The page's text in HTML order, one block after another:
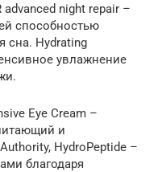
advanced night repair –
способностью
сна. Hydrating
увлажнение
Eye Cream –
и
HydroPeptide –
благодаря